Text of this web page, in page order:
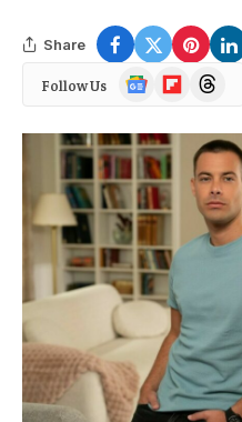
Share
Follow Us
Google
News
FlipboardThreads